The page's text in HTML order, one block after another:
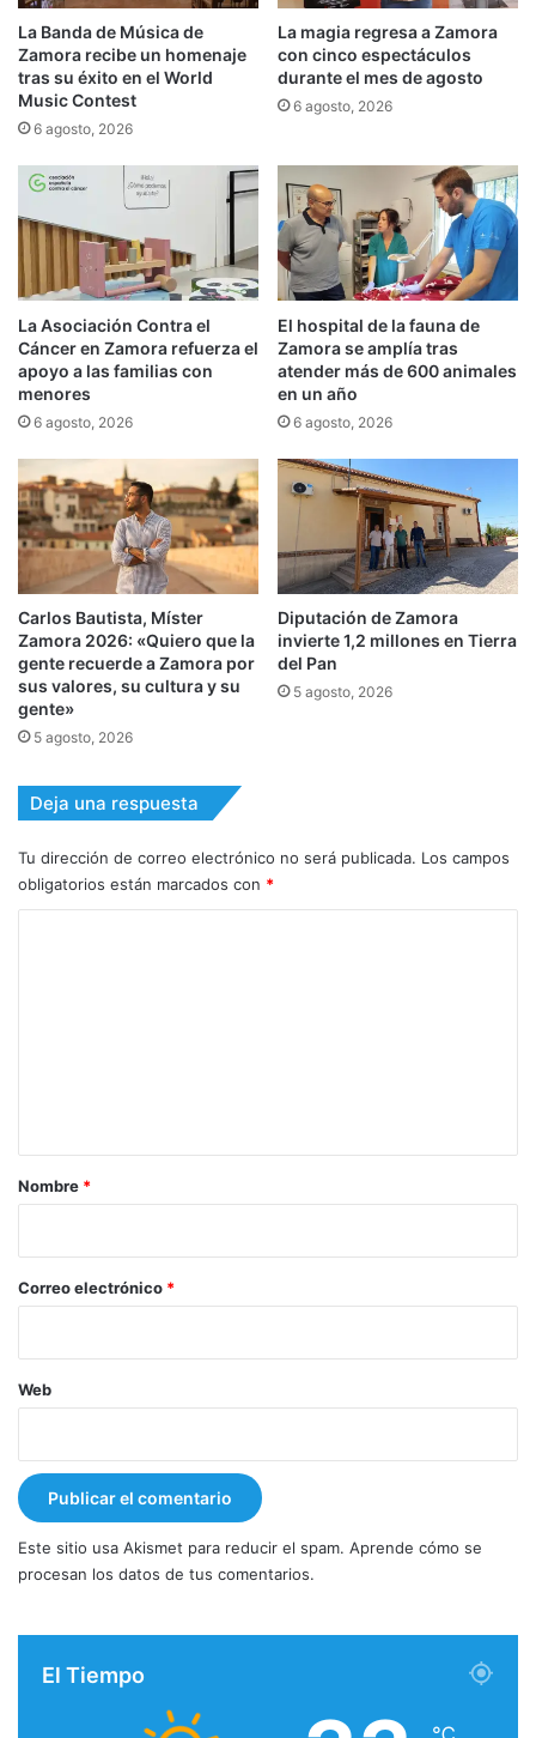
La Banda de Música de
Zamora recibe un homenaje
tras su éxito en el World
Music Contest
6 agosto, 2026
La magia regresa a Zamora
con cinco espectáculos
durante el mes de agosto
6 agosto, 2026
La Asociación Contra el
Cáncer en Zamora refuerza el
apoyo a las familias con
menores
6 agosto, 2026
El hospital de la fauna de
Zamora se amplía tras
atender más de 600 animales
en un año
6 agosto, 2026
Carlos Bautista, Míster
Zamora 2026: «Quiero que la
gente recuerde a Zamora por
sus valores, su cultura y su
gente»
5 agosto, 2026
Diputación de Zamora
invierte 1,2 millones en Tierra
del Pan
5 agosto, 2026
Deja una respuesta
Tu dirección de correo electrónico no será publicada. Los campos
obligatorios están marcados con *
r
*
Nombre *
Correo electrónico *
Web
Este sitio usa Akismet para reducir el spam. Aprende cómo se
procesan los datos de tus comentarios.
El Tiempo